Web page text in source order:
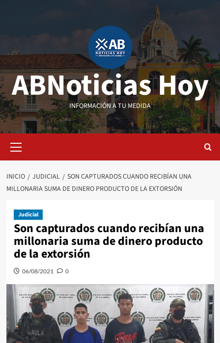
ABNoticias Hoy
INFORMACIÓN A TU MEDIDA
primario
INICIO JUDICIAL
SON CAPTURADOS CUANDO RECIBÍAN UNA
MILLONARIA SUMA DE DINERO PRODUCTO DE LA EXTORSIÓN
Judicial
Son capturados cuando recibían una
millonaria suma de dinero producto
de la extorsión
06/08/2021 0